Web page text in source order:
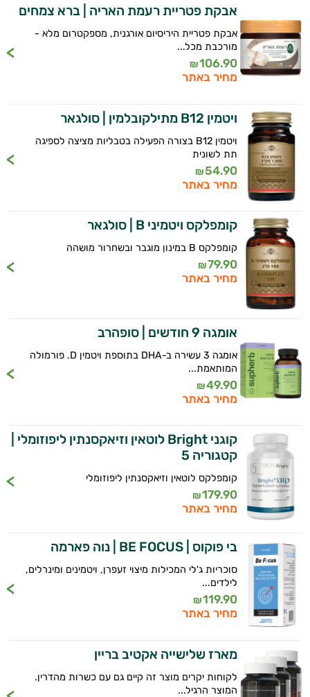
אבקת פטריית רעמת האריה | ברא צמחים
אבקת פטריית היריסיום אורגנית, מספקטרום מלא -
מורכבת מכל...
106.90
₪
מחיר באתר
ויטמין B12 מתילקובלמין | סולגאר
ויטמין B12 בצורה הפעילה בטבליות מציצה לספיגה
תת לשונית
54.90
₪
מחיר באתר
קומפלקס ויטמיני B | סולגאר
קומפלקס B במינון מוגבר ובשחרור מושהה
79.90
₪
מחיר באתר
אומגה 9 חודשים | סופהרב
אומגה 3 עשירה ב-DHA בתוספת ויטמין D. פורמולה
המותאמת...
49.90
₪
מחיר באתר
קוגני Bright לוטאין וזיאקסנתין ליפוזומלי |
קטגוריה 5
קומפלקס לוטאין וזיאקסנתין ליפוזומלי
179.90
₪
מחיר באתר
בי פוקוס | BE FOCUS | נוה פארמה
סוכריות ג'לי המכילות מיצוי זעפרן, ויטמינים ומינרלים,
לילדים...
119.90
₪
מחיר באתר
מארז שלישייה אקטיב בריין
לקוחות יקרים מוצר זה קיים גם עם כשרות מהדרין.
המוצר הרגיל...